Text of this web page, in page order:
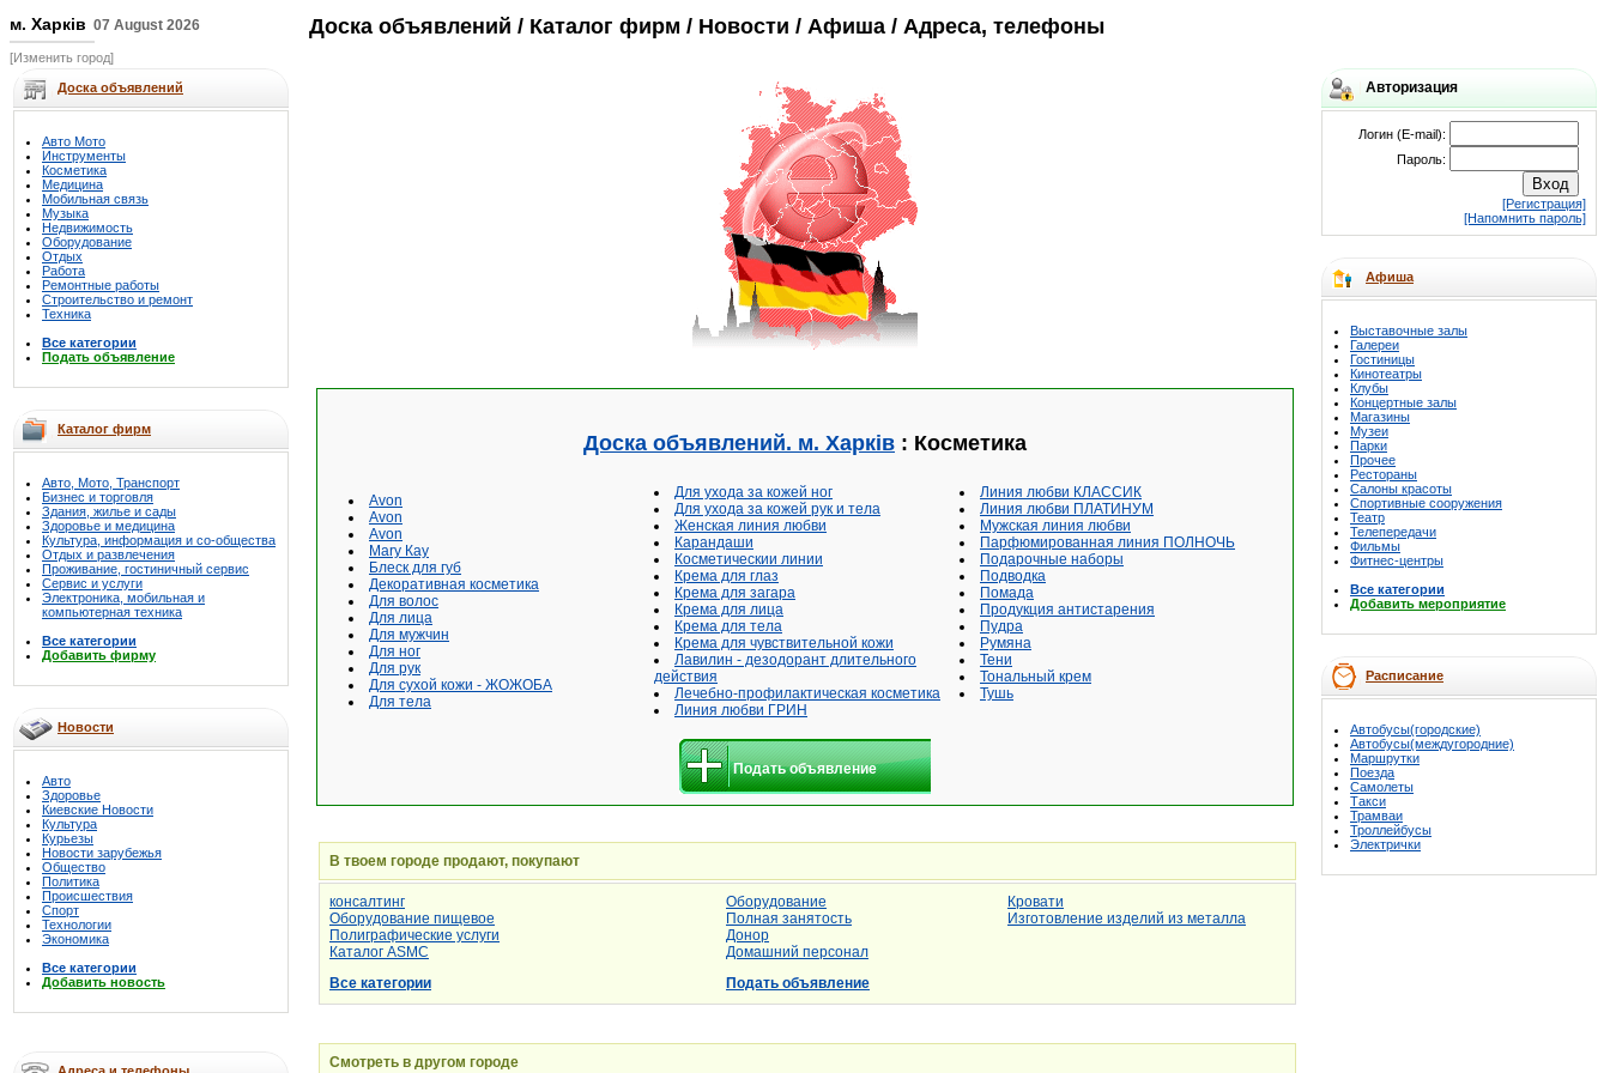
м. Харків 07 August 2026
[Изменить город]
Доска объявлений / Каталог фирм / Новости / Афиша / Адреса, телефоны
Доска объявлений
Авто Мото
Инструменты
Косметика
Медицина
Мобильная связь
Музыка
Недвижимость
Оборудование
Отдых
Работа
Ремонтные работы
Строительство и ремонт
Техника
Все категории
Подать объявление
Каталог фирм
Авто, Мото, Транспорт
Бизнес и торговля
Здания, жилье и сады
Здоровье и медицина
Культура, информация и со-общества
Отдых и развлечения
Проживание, гостиничный сервис
Сервис и услуги
Электроника, мобильная и
компьютерная техника
Все категории
Добавить фирму
Новости
Авто
Здоровье
Киевские Новости
Культура
Курьезы
Новости зарубежья
Общество
Политика
Происшествия
Спорт
Технологии
Экономика
Все категории
Добавить новость
Доска объявлений. м. Харків : Косметика
Avon
Avon
Avon
Mary Кау
Блеск для губ
Декоративная косметика
Для волос
Для лица
Для мужчин
Для ног
Для рук
Для сухой кожи - ЖОЖОБА
Для тела
Для ухода за кожей ног
Для ухода за кожей рук и тела
Женская линия любви
Карандаши
Косметическии линии
Крема для глаз
Крема для загара
Крема для лица
Крема для тела
Крема для чувствительной кожи
Лавилин - дезодорант длительного
действия
Лечебно-профилактическая косметика
Линия любви ГРИН
Линия любви КЛАССИК
Линия любви ПЛАТИНУМ
Мужская линия любви
Парфюмированная линия ПОЛНОЧЬ
Подарочные наборы
Подводка
Помада
Продукция антистарения
Пудра
Румяна
Тени
Тональный крем
Тушь
Подать объявление
В твоем городе продают, покупают
консалтинг
Оборудование пищевое
Полиграфические услуги
Каталог ASMC
Оборудование
Полная занятость
Донор
Домашний персонал
Кровати
Изготовление изделий из металла
Все категории Подать объявление
Смотреть в другом городе
Авторизация
Логин (E-mail):
Пароль:
[Регистрация]
[Напомнить пароль]
Афиша
Выставочные залы
Галереи
Гостиницы
Кинотеатры
Клубы
Концертные залы
Магазины
Музеи
Парки
Прочее
Рестораны
Салоны красоты
Спортивные сооружения
Театр
Телепередачи
Фильмы
Фитнес-центры
Все категории
Добавить мероприятие
Расписание
Автобусы(городские)
Автобусы(междугородние)
Маршрутки
Поезда
Самолеты
Такси
Трамваи
Троллейбусы
Электрички